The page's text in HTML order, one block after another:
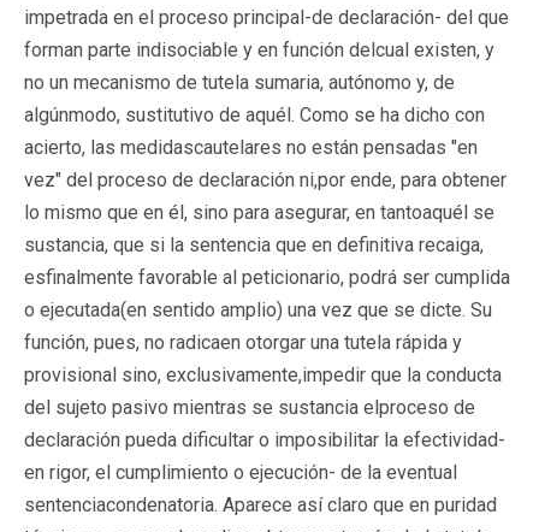
impetrada en el proceso principal-de declaración- del que
forman parte indisociable y en función delcual existen, y
no un mecanismo de tutela sumaria, autónomo y, de
algúnmodo, sustitutivo de aquél. Como se ha dicho con
acierto, las medidascautelares no están pensadas "en
vez" del proceso de declaración ni,por ende, para obtener
lo mismo que en él, sino para asegurar, en tantoaquél se
sustancia, que si la sentencia que en definitiva recaiga,
esfinalmente favorable al peticionario, podrá ser cumplida
o ejecutada(en sentido amplio) una vez que se dicte. Su
función, pues, no radicaen otorgar una tutela rápida y
provisional sino, exclusivamente,impedir que la conducta
del sujeto pasivo mientras se sustancia elproceso de
declaración pueda dificultar o imposibilitar la efectividad-
en rigor, el cumplimiento o ejecución- de la eventual
sentenciacondenatoria. Aparece así claro que en puridad